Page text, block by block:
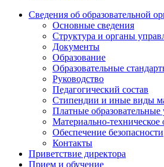
Сведения об образовательной
Основные сведения
Структура и органы
Документы
Образование
Образовательные
Руководство
Педагогический состав
Стипендии и иные виды
Платные образовательные
Материально-техническое
Обеспечение безопасности
Контакты
Приветствие директора
Прием и обучение